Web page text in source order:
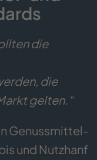
die
die
gelten.“
Genussmittel-
und Nutzhanf